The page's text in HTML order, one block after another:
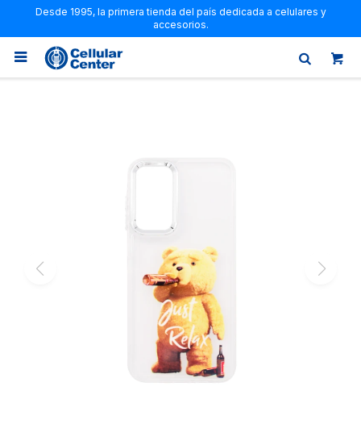
Desde 1995, la primera tienda del país dedicada a celulares y
accesorios.
